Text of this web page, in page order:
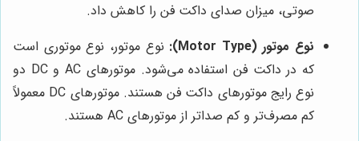
صوتی، میزان صدای داکت فن را کاهش داد.
نوع موتور (Motor Type):
نوع موتور، نوع موتوری است
که در داکت فن استفاده می‌شود. موتورهای AC و DC دو
نوع رایج موتورهای داکت فن هستند. موتورهای DC معمولاً
کم مصرف‌تر و کم صداتر از موتورهای AC هستند.